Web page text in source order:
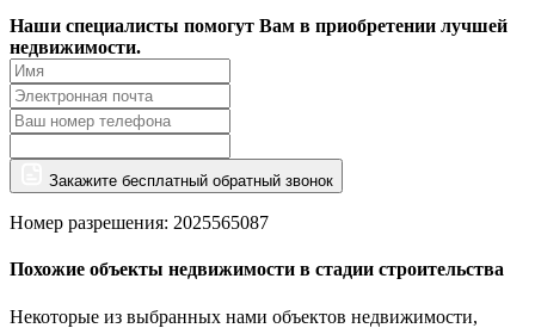
Наши специалисты помогут Вам в приобретении лучшей
недвижимости.
Закажите бесплатный обратный звонок
Номер разрешения: 2025565087
Похожие объекты недвижимости в стадии строительства
Некоторые из выбранных нами объектов недвижимости,